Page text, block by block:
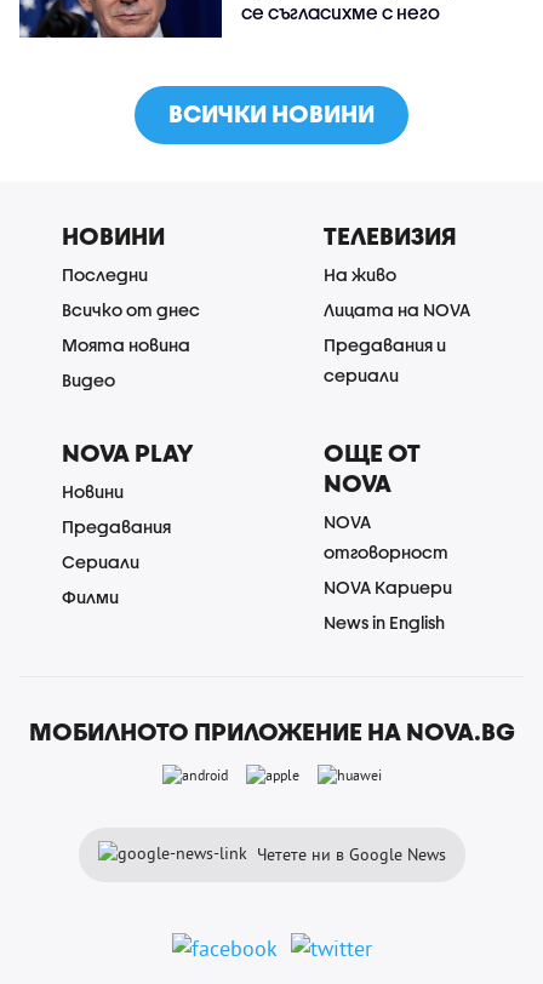
се съгласихме с него
ВСИЧКИ НОВИНИ
НОВИНИ
Последни
Всичко от днес
Моята новина
Видео
ТЕЛЕВИЗИЯ
На живо
Лицата на NOVA
Предавания и
сериали
NOVA PLAY
Новини
Предавания
Сериали
Филми
ОЩЕ ОТ
NOVA
NOVA
отговорност
NOVA Кариери
News in English
МОБИЛНОТО ПРИЛОЖЕНИЕ НА NOVA.BG
Четете ни в Google News